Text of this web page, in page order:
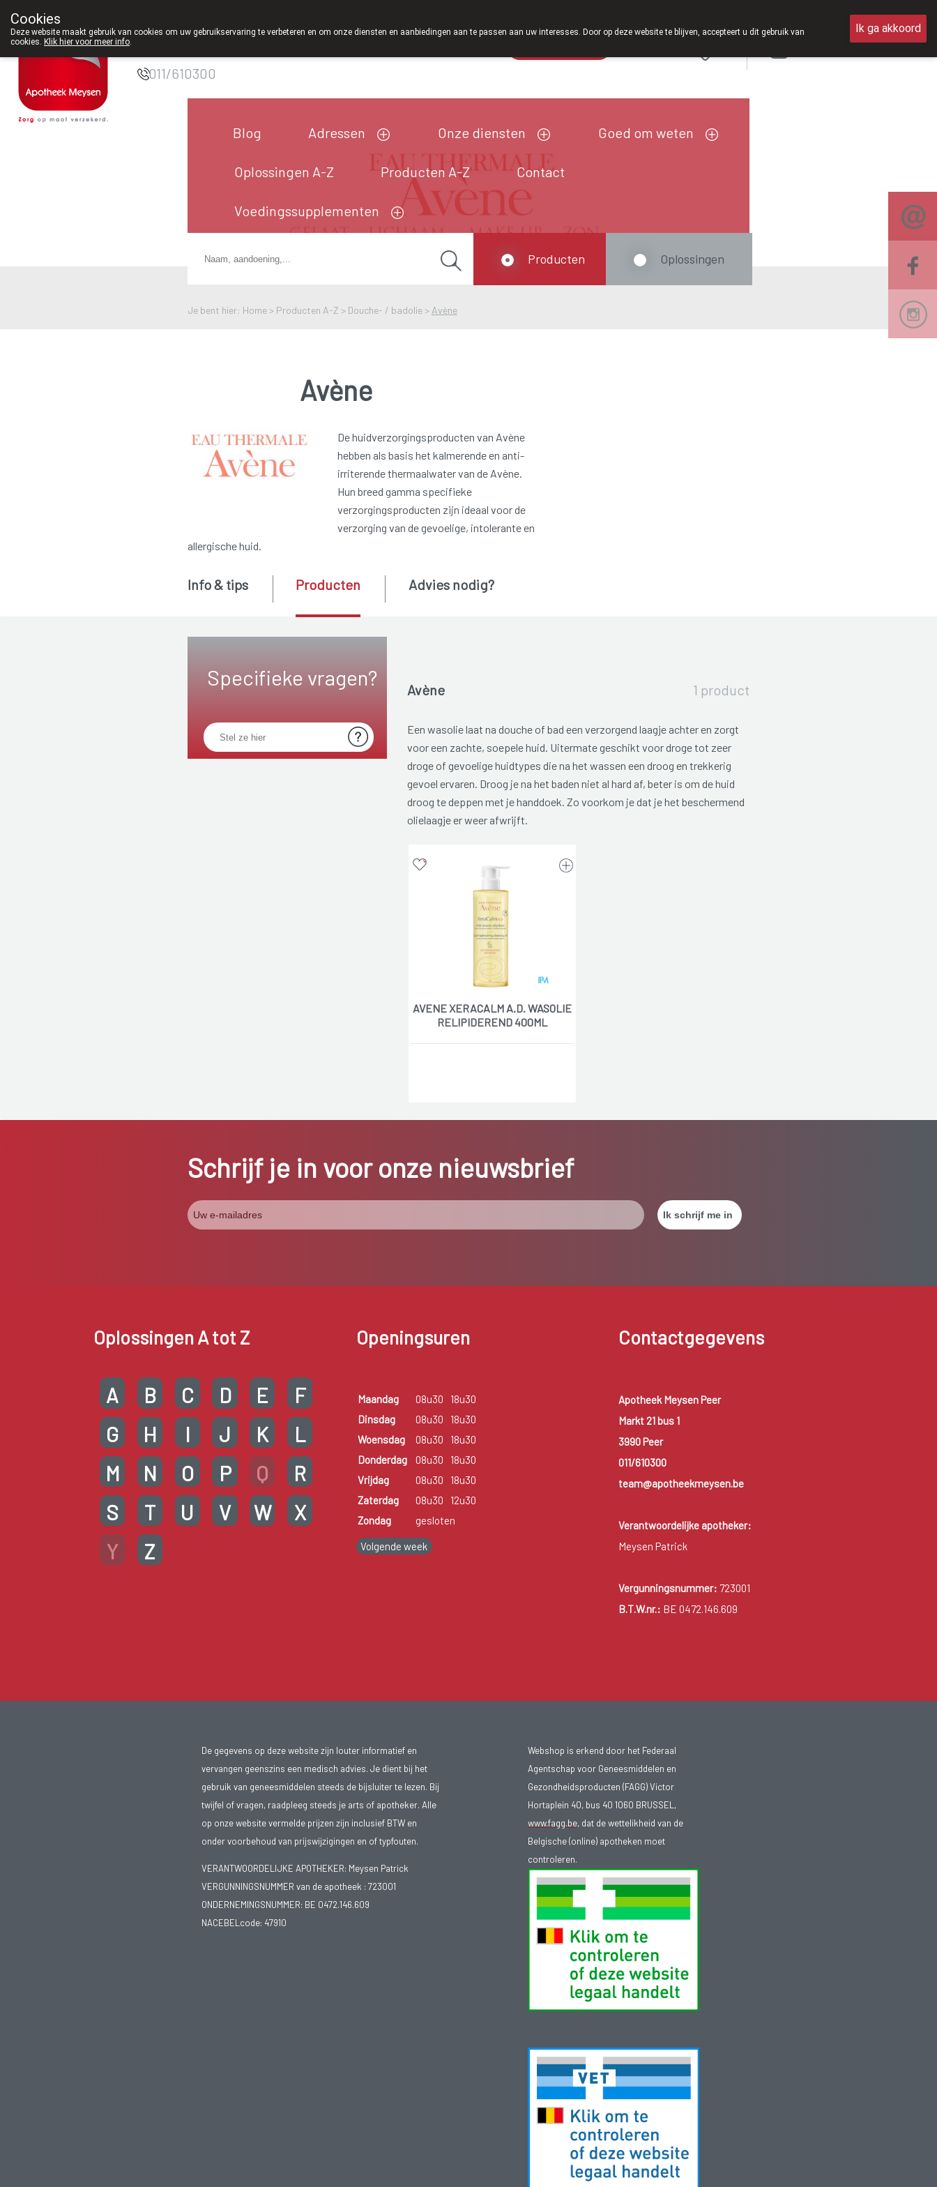
Apotheek Meysen
011/610300
Blog Adressen Onze diensten Goed om weten
Oplossingen A-Z Producten A-Z Contact
Voedingssupplementen
Je bent hier: Home > Producten A-Z > Douche- / badolie > Avène
Producten Oplossingen
Avène
De huidverzorgingsproducten van Avène
hebben als basis het kalmerende en anti-
irriterende thermaalwater van de Avène.
Hun breed gamma specifieke
verzorgingsproducten zijn ideaal voor de
verzorging van de gevoelige, intolerante en
allergische huid.
Specifieke vragen?
Info & tips Producten Advies nodig?
Avène 1 product
Een wasolie laat na douche of bad een verzorgend laagje achter en zorgt
voor een zachte, soepele huid. Uitermate geschikt voor droge tot zeer
droge of gevoelige huidtypes die na het wassen een droog en trekkerig
gevoel ervaren. Droog je na het baden niet al hard af, beter is om de huid
droog te deppen met je handdoek. Zo voorkom je dat je het beschermend
olielaagje er weer afwrijft.
AVENE XERACALM A.D. WASOLIE
RELIPIDEREND 400ML
Schrijf je in voor onze nieuwsbrief
Oplossingen A tot Z
A B C D E
F
G
H I J K
L
M
N O P Q
R
S
T U V W
X
Y
Z
Openingsuren
Maandag 08u30
18u30
Dinsdag
08u30
18u30
Woensdag
08u30
18u30
Donderdag
08u30
18u30
Vrijdag
08u30
18u30
Zaterdag
08u30
12u30
Zondag
gesloten
Volgende week
Contactgegevens
Apotheek Meysen Peer
Markt 21 bus 1
3990 Peer
011/610300
team@apotheekmeysen.be
Verantwoordelijke apotheker:
Meysen Patrick
Vergunningsnummer: 723001
B.T.W.nr.: BE 0472.146.609
De gegevens op deze website zijn louter informatief en
vervangen geenszins een medisch advies. Je dient bij het
gebruik van geneesmiddelen steeds de bijsluiter te lezen. Bij
twijfel of vragen, raadpleeg steeds je arts of apotheker. Alle
op onze website vermelde prijzen zijn inclusief BTW en
onder voorbehoud van prijswijzigingen en of typfouten.
VERANTWOORDELIJKE APOTHEKER: Meysen Patrick
VERGUNNINGSNUMMER van de apotheek : 723001
ONDERNEMINGSNUMMER: BE 0472.146.609
NACEBELcode: 47910
Webshop is erkend door het Federaal
Agentschap voor Geneesmiddelen en
Gezondheidsproducten (FAGG) Victor
Hortaplein 40, bus 40 1060 BRUSSEL,
www.fagg.be, dat de wettelikheid van de
Belgische (online) apotheken moet
controleren.
Cookies
Deze website maakt gebruik van cookies om uw gebruikservaring te verbeteren en om onze diensten en aanbiedingen aan te passen aan uw interesses. Door op deze website te blijven, accepteert u dit gebruik van
cookies. Klik hier voor meer info.
Ik ga akkoord